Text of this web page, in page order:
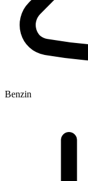
Benzin